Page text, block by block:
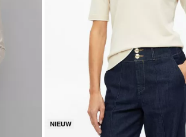
NIEUW